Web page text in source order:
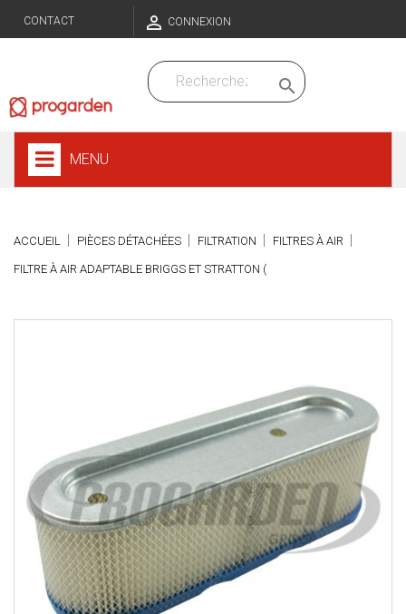
CONTACT  CONNEXION

MENU
ACCUEIL PIÈCES DÉTACHÉES FILTRATION FILTRES À AIR
FILTRE À AIR ADAPTABLE BRIGGS ET STRATTON (